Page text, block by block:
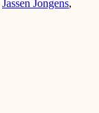
Jassen Jongens,